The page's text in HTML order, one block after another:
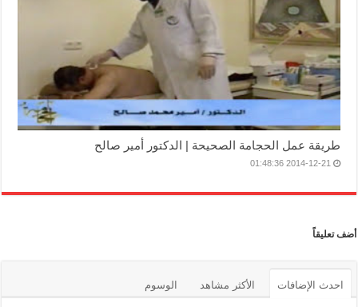
طريقة عمل الحجامة الصحيحة | الدكتور أمير صالح
2014-12-21 01:48:36
أضف تعليقاً
احدث الإضافات الأكثر مشاهد الوسوم